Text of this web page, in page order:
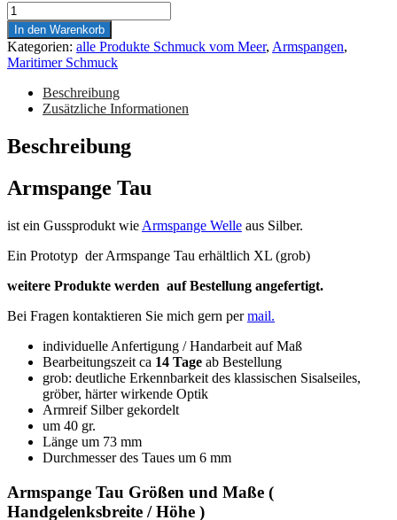
Armspange
Tau
Menge
In den Warenkorb
Kategorien: alle Produkte Schmuck vom Meer, Armspangen,
Maritimer Schmuck
Beschreibung
Zusätzliche Informationen
Beschreibung
Armspange Tau
ist ein Gussprodukt wie Armspange Welle aus Silber.
Ein Prototyp der Armspange Tau erhältlich XL (grob)
weitere Produkte werden auf Bestellung angefertigt.
Bei Fragen kontaktieren Sie mich gern permail.
individuelle Anfertigung / Handarbeit auf Maß
Bearbeitungszeit ca 14 Tage ab Bestellung
grob: deutliche Erkennbarkeit des klassischen Sisalseiles,
gröber, härter wirkende Optik
Armreif Silber gekordelt
um 40 gr.
Länge um 73 mm
Durchmesser des Taues um 6 mm
Armspange Tau Größen und Maße (
Handgelenksbreite / Höhe )